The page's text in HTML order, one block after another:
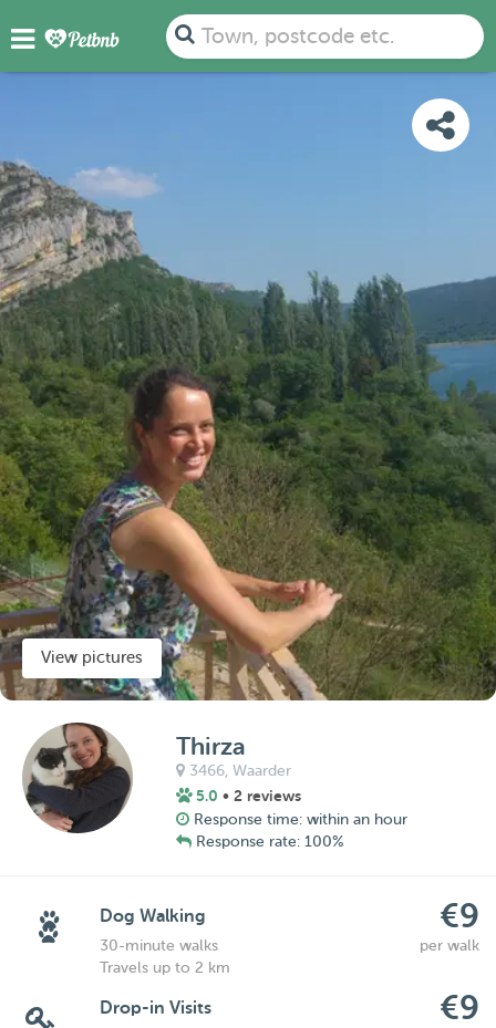
Town, postcode etc.
PHOTOS REVIEWS
View pictures
Thirza
3466,Waarder
5.0 • 2 reviews
Response time: within an hour
Response rate: 100%
Dog Walking €9
30-minute walks
per walk
Travels up to 2 km
Drop-in Visits €9